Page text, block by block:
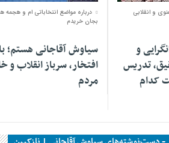
و انقلابی
و
تدریس
کدام
درباره مواضع انتخاباتی ام و هجمه
بجان خریدم
سیاوش آقاجانی هستم؛ با
افتخار، سرباز انقلاب و
مردم